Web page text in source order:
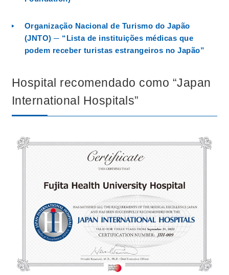
Organização Nacional de Turismo do Japão
(JNTO) ─ “Lista de instituições médicas que
podem receber turistas estrangeiros no Japão”
Hospital recomendado como “Japan
International Hospitals”